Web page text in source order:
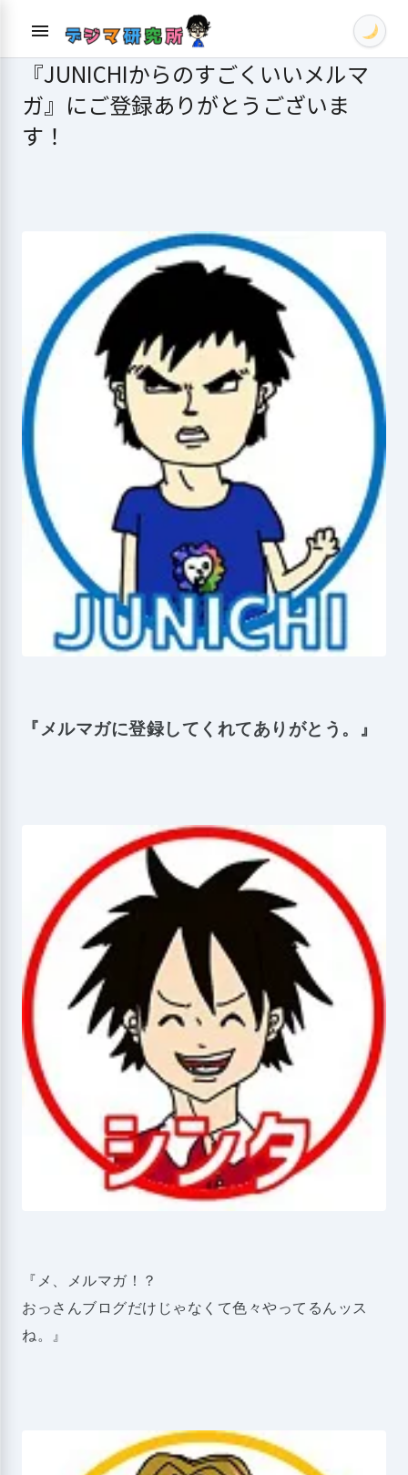
menu
『JUNICHIからのすごくいいメルマ
ガ』にご登録ありがとうございま
す！
『メルマガに登録してくれてありがとう。』
『メ、メルマガ！？
おっさんブログだけじゃなくて色々やってるんッス
ね。』